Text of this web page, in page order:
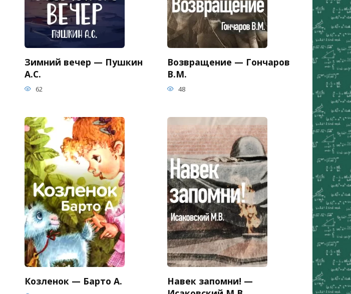
Зимний вечер — Пушкин
А.С.
62
Возвращение — Гончаров
В.М.
48
Козленок — Барто А.
Навек запомни! —